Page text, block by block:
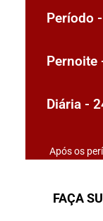
Período
Pernoite
Diária -
Após os
FAÇA